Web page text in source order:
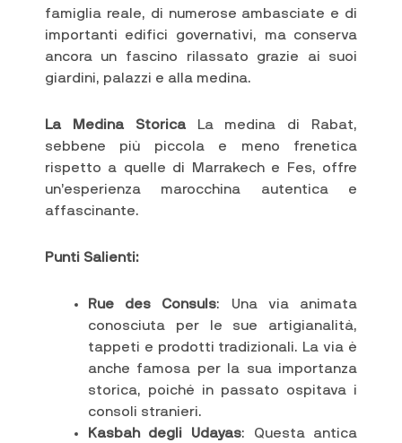
famiglia reale, di numerose ambasciate e di
importanti edifici governativi, ma conserva
ancora un fascino rilassato grazie ai suoi
giardini, palazzi e alla medina.
La Medina StoricaLa medina di Rabat,
sebbene più piccola e meno frenetica
rispetto a quelle di Marrakech e Fes, offre
un’esperienza marocchina autentica e
affascinante.
Punti Salienti:
Rue des Consuls: Una via animata
conosciuta per le sue artigianalità,
tappeti e prodotti tradizionali. La via è
anche famosa per la sua importanza
storica, poiché in passato ospitava i
consoli stranieri.
Kasbah degli Udayas: Questa antica